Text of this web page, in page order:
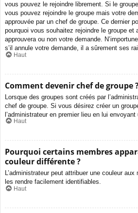
vous pouvez le rejoindre librement. Si le
vous pouvez rejoindre le groupe mais votre
approuvée par un chef de groupe. Ce dernier
pourquoi vous souhaitez rejoindre le groupe et
approuvera ou non votre demande.
s’il annule votre demande, il a sûrement ses
Haut
Comment devenir chef de groupe
Lorsque des groupes sont créés par
chef de groupe. Si vous désirez créer un
l’administrateur en premier lieu en lui envoyant
Haut
Pourquoi certains membres
couleur différente ?
L’administrateur peut attribuer une couleur aux
les rendre facilement identifiables.
Haut